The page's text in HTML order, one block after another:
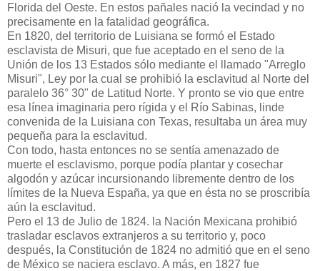
Florida del Oeste. En estos pañales nació la vecindad y no
precisamente en la fatalidad geográfica.
En 1820, del territorio de Luisiana se formó el Estado
esclavista de Misuri, que fue aceptado en el seno de la
Unión de los 13 Estados sólo mediante el llamado "Arreglo
Misuri", Ley por la cual se prohibió la esclavitud al Norte del
paralelo 36° 30" de Latitud Norte. Y pronto se vio que entre
esa línea imaginaria pero rígida y el Río Sabinas, linde
convenida de la Luisiana con Texas, resultaba un área muy
pequeña para la esclavitud.
Con todo, hasta entonces no se sentía amenazado de
muerte el esclavismo, porque podía plantar y cosechar
algodón y azúcar incursionan­do libremente dentro de los
límites de la Nueva España, ya que en ésta no se proscribía
aún la esclavitud.
Pero el 13 de Julio de 1824. la Nación Mexicana prohibió
trasladar esclavos extranjeros a su territorio y, poco
después, la Constitución de 1824 no admitió que en el seno
de México se naciera esclavo. A más, en 1827 fue